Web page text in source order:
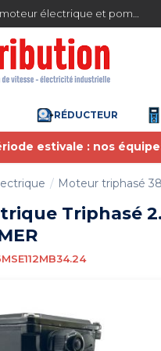
à partir de 360 € TTC
RÉDUCTEUR
estivale : nos
Moteur triphasé
Triphasé